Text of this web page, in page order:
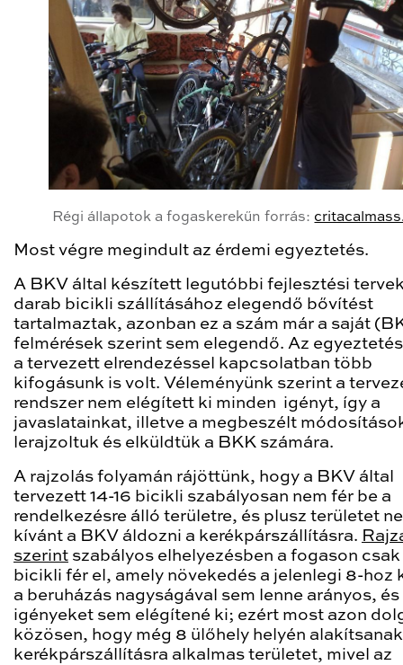
Régi állapotok a fogaskerekűn forrás:
Most végre megindult az érdemi egyeztetés.
A BKV által készített legutóbbi fejlesztési tervek
darab bicikli szállításához elegendő bővítést
tartalmaztak, azonban ez a szám már a saját
felmérések szerint sem elegendő. Az
a tervezett elrendezéssel kapcsolatban több
kifogásunk is volt. Véleményünk szerint a
rendszer nem elégített ki minden igényt, így a
javaslatainkat, illetve a megbeszélt
lerajzoltuk és elküldtük a BKK számára.
A rajzolás folyamán rájöttünk, hogy a BKV által
tervezett 14-16 bicikli szabályosan nem fér be a
rendelkezésre álló területre, és plusz területet
kívánt a BKV áldozni a kerékpárszállításra.
szerint szabályos elhelyezésben a fogason csak
bicikli fér el, amely növekedés a jelenlegi 8-hoz
a beruházás nagyságával sem lenne arányos, és
igényeket sem elégítené ki; ezért most azon
közösen, hogy még 8 ülőhely helyén
kerékpárszállításra alkalmas területet, mivel az